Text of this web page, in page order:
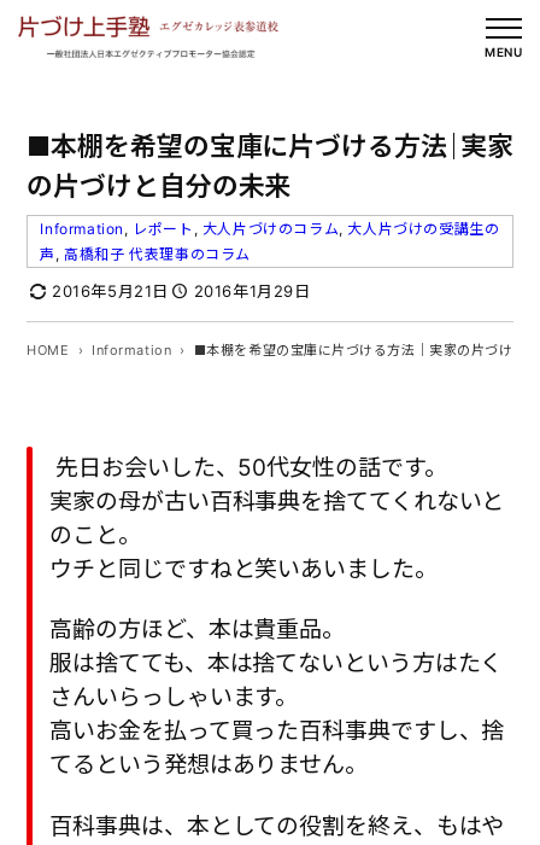
MENU
■本棚を希望の宝庫に片づける方法｜実家
の片づけと自分の未来
Information , レポート , 大人片づけのコラム, 大人片づけの受講生の
声 , 高橋和子 代表理事のコラム
2016年5月21日 2016年1月29日
HOME Information ■本棚を希望の宝庫に片づける方法｜実家の片づけと
先日お会いした、50代女性の話です。
実家の母が古い百科事典を捨ててくれないと
のこと。
ウチと同じですねと笑いあいました。
高齢の方ほど、本は貴重品。
服は捨てても、本は捨てないという方はたく
さんいらっしゃいます。
高いお金を払って買った百科事典ですし、捨
てるという発想はありません。
百科事典は、本としての役割を終え、もはや